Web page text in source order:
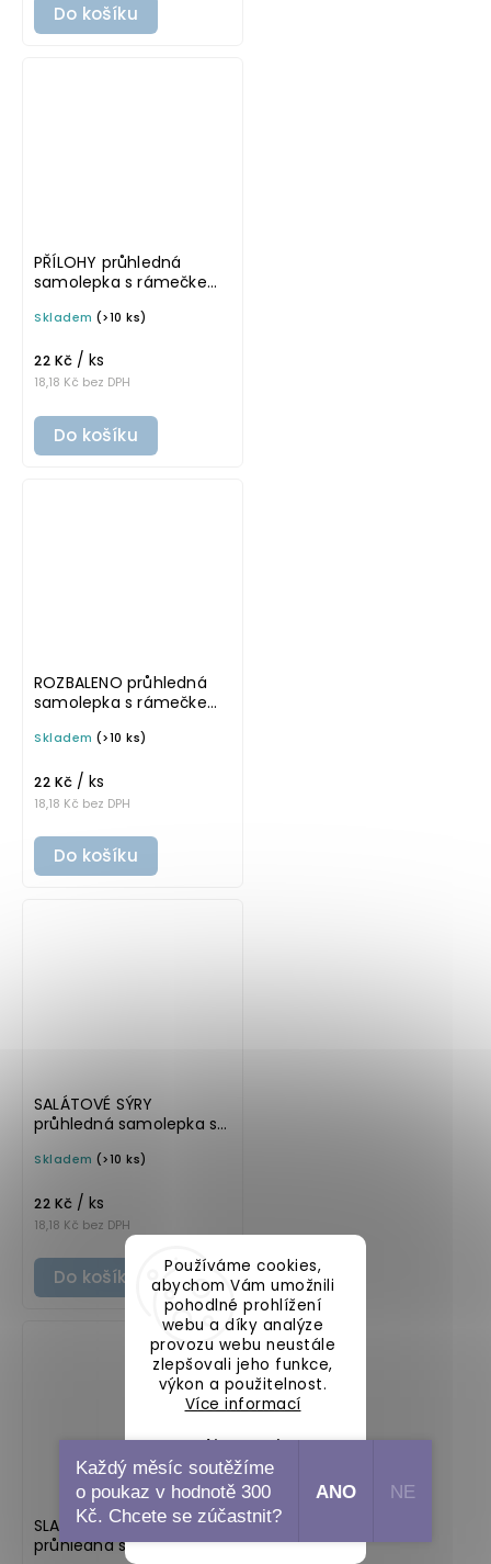
Používáme cookies,
abychom Vám umožnili
pohodlné prohlížení
webu a díky analýze
provozu webu neustále
zlepšovali jeho funkce,
výkon a použitelnost.
Více informací
Nastavení
Souhlasím
Do košíku
PŘÍLOHY průhledná
samolepka s rámečkem,
4 cm na boxy, šuplíky a
Skladem (>10 ks)
18,18 Kč bez DPH
22 Kč / ks
Do košíku
ROZBALENO průhledná
samolepka s rámečkem,
4 cm na boxy, šuplíky a
Skladem (>10 ks)
18,18 Kč bez DPH
22 Kč / ks
Do košíku
SALÁTOVÉ SÝRY
průhledná samolepka s
písmo, rozměr 6 × 4 cm
do lednice
Skladem (>10 ks)
18,18 Kč bez DPH
22 Kč / ks
Do košíku
SLADKOSTI BEZ LAKTÓZY
průhledná samolepka s
Každý měsíc soutěžíme
o poukaz v hodnotě 300
Kč. Chcete se zúčastnit?
ANO NE